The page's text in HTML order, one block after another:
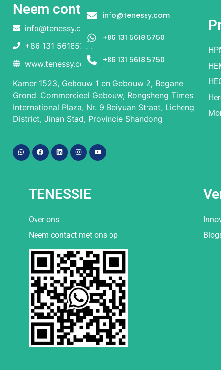
Neem contact op met
info@tenessy.com
+86 131 56185750
www.tenessy.com
Kamer 1523, Gebouw 1 en Gebouw 2, Begane
Grond, Commercieel Gebouw, Rongsheng Times
International Plaza, Nr. 9 Beiyuan Straat, Licheng
District, Jinan Stad, Provincie Shandong
TENESSIE
Over ons
Neem contact met ons op
info@tenessy.com
+86 131 5618 5750
+86 131 5618 5750